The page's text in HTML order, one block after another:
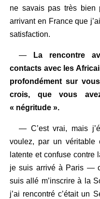
ne savais pas très bien
arrivant en France que
satisfaction.
—
La rencontre
contacts avec les
profondément sur
crois, que vous
« négritude ».
— C’est vrai, mais
voulez, par un
latente et confuse contre
je suis arrivé à Paris —
suis allé m’inscrire à la
j’ai rencontré c’était un